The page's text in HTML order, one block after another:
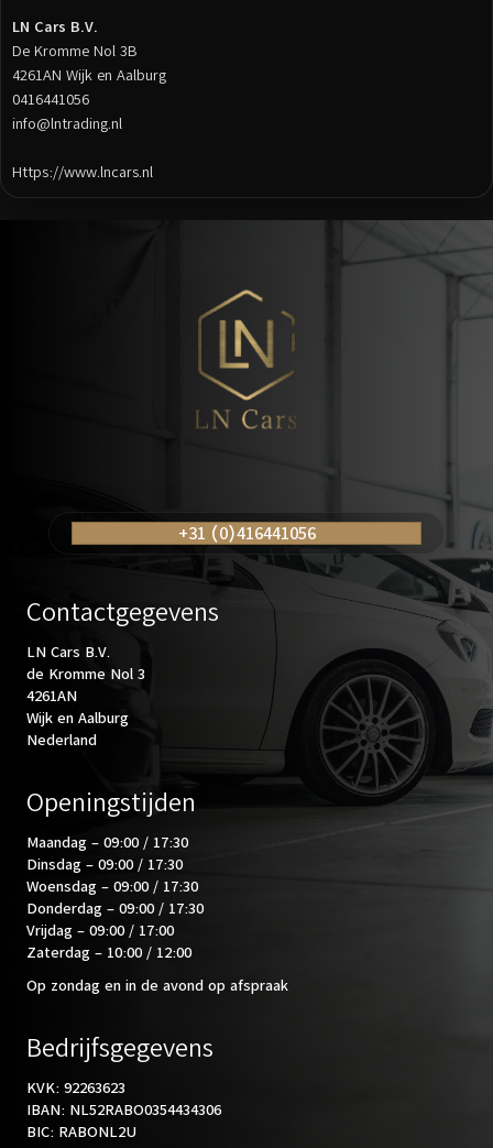
LN Cars B.V.
De Kromme Nol 3B
4261AN Wijk en Aalburg
0416441056
info@lntrading.nl
Https://www.lncars.nl
+31 (0)416441056
Contactgegevens
LN Cars B.V.
de Kromme Nol 3
4261AN
Wijk en Aalburg
Nederland
Openingstijden
Maandag – 09:00 / 17:30
Dinsdag – 09:00 / 17:30
Woensdag – 09:00 / 17:30
Donderdag – 09:00 / 17:30
Vrijdag – 09:00 / 17:00
Zaterdag – 10:00 / 12:00
Op zondag en in de avond op afspraak
Bedrijfsgegevens
KVK: 92263623
IBAN: NL52RABO0354434306
BIC: RABONL2U